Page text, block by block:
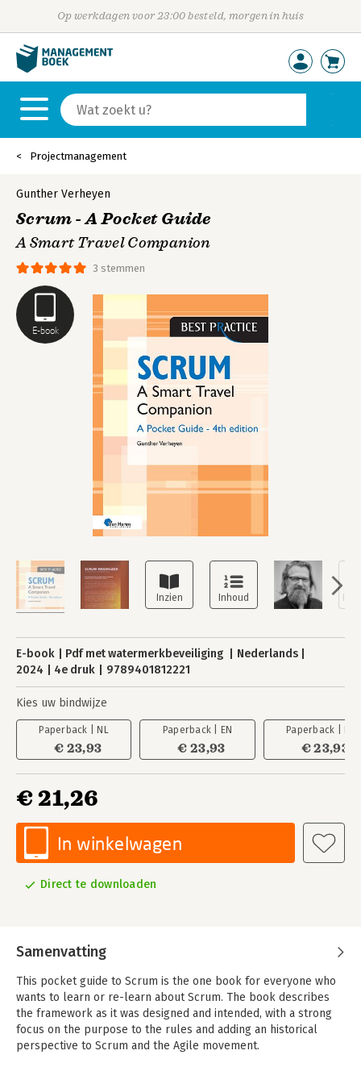
Op werkdagen voor 23:00 besteld, morgen in huis
Projectmanagement
E-book
3 stemmen
Gunther Verheyen
Scrum - A Pocket Guide
A Smart Travel Companion
E-book Pdf met watermerkbeveiliging
Nederlands
2024
4e druk 9789401812221
Kies uw bindwijze
Paperback | NL
€ 23,93
Paperback | EN
€ 23,93
Paperback | EN
€ 23,93
€ 21,26
In winkelwagen
Direct te downloaden
Samenvatting
This pocket guide to Scrum is the one book for everyone who
wants to learn or re-learn about Scrum. The book describes
the framework as it was designed and intended, with a strong
focus on the purpose to the rules and adding an historical
perspective to Scrum and the Agile movement.